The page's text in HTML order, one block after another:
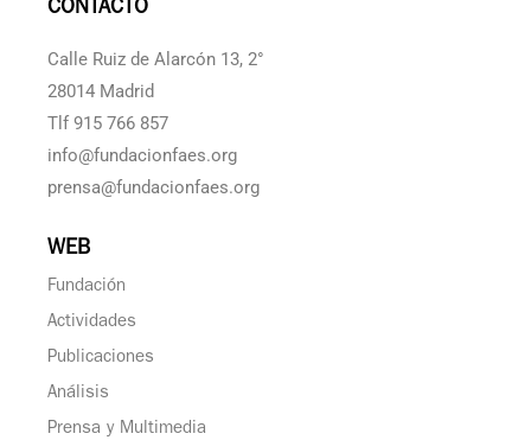
CONTACTO
Calle Ruiz de Alarcón 13, 2°
28014 Madrid
Tlf 915 766 857
info@fundacionfaes.org
prensa@fundacionfaes.org
WEB
Fundación
Actividades
Publicaciones
Análisis
Prensa y Multimedia